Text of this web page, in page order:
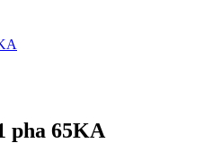
pha 65KA